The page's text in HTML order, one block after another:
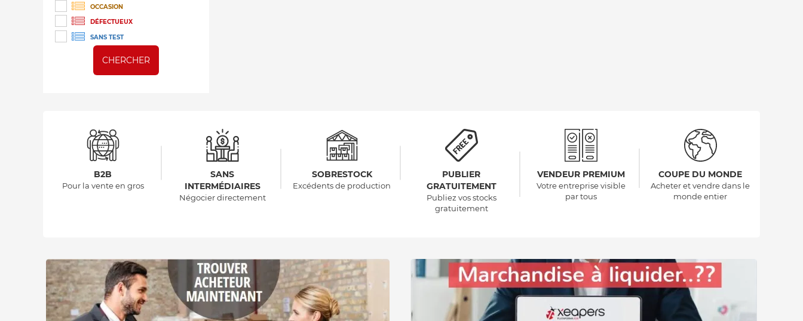
OCCASION
DÉFECTUEUX
SANS TEST
CHERCHER
B2B
Pour la vente en gros
SANS
INTERMÉDIAIRES
Négocier directement
SOBRESTOCK
Excédents de production
PUBLIER
GRATUITEMENT
Publiez vos stocks
gratuitement
VENDEUR PREMIUM
Votre entreprise visible
par tous
COUPE DU MONDE
Acheter et vendre dans le
monde entier